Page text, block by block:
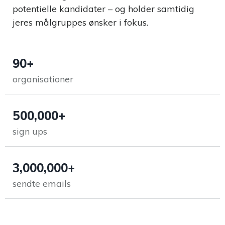
potentielle kandidater – og holder samtidig
jeres målgruppes ønsker i fokus.
90+
organisationer
500,000+
sign ups
3,000,000+
sendte emails